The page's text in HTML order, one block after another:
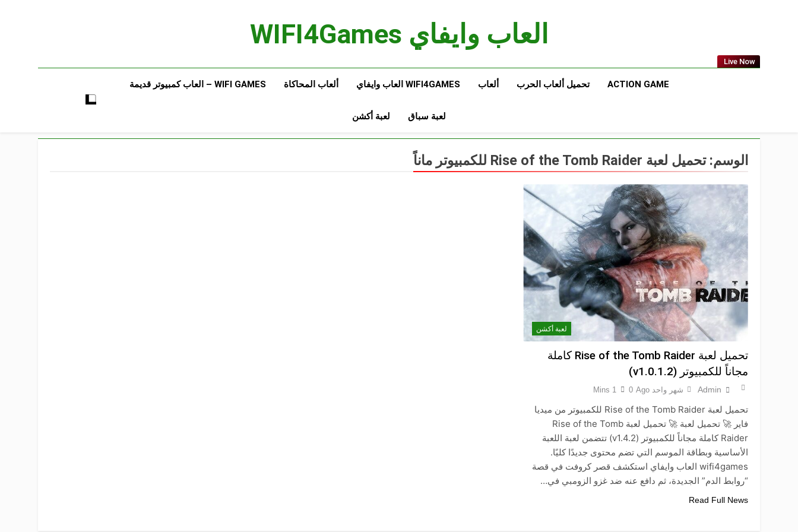
العاب وايفاي WIFI4Games
Live Now
ACTION GAME تحميل ألعاب الحرب ألعاب WIFI4GAMES العاب وايفاي ألعاب المحاكاة WIFI GAMES​ – العاب كمبيوتر قديمة​
لعبة سباق لعبة أكشن
الوسم:تحميل لعبة Rise of the Tomb Raider للكمبيوتر ماناً
لعبة أكشن
تحميل لعبة Rise of the Tomb Raider كاملة
مجاناً للكمبيوتر (v1.0.1.2)
Admin شهر واحد Ago 0
1 Mins
تحميل لعبة Rise of the Tomb Raider للكمبيوتر من ميديا
فاير 🚀 تحميل لعبة 🚀 تحميل لعبة Rise of the Tomb
Raider كاملة مجاناً للكمبيوتر (v1.4.2) تتضمن لعبة اللعبة
الأساسية وبطاقة الموسم التي تضم محتوى جديدًا كليًا.
wifi4games العاب وايفاي استكشف قصر كروفت في قصة
“روابط الدم” الجديدة، ثم دافع عنه ضد غزو الزومبي في…
Read Full News